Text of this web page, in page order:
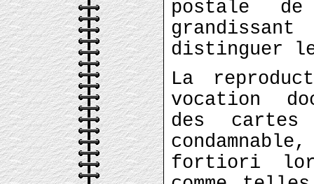
postale
grandissant
distinguer
La
vocation
des
fortiori